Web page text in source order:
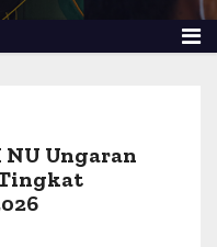
NU Ungaran
Tingkat